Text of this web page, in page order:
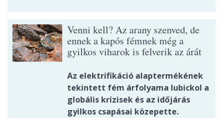
Venni kell? Az arany szenved, de
ennek a kapós fémnek még a
gyilkos viharok is felverik az árát
Az elektrifikáció alaptermékének
tekintett fém árfolyama lubickol a
globális krízisek és az időjárás
gyilkos csapásai közepette.